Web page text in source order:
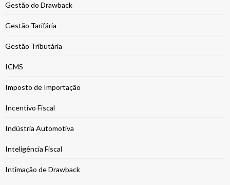
Gestão do Drawback
Gestão Tarifária
Gestão Tributária
ICMS
Imposto de Importação
Incentivo Fiscal
Indústria Automotiva
Inteligência Fiscal
Intimação de Drawback